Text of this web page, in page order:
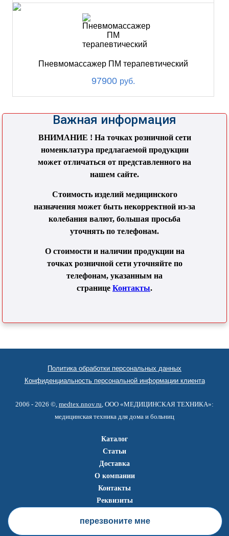
Пневмомассажер ПМ терапевтический
97900 руб.
Важная информация
ВНИМАНИЕ ! На точках розничной сети
номенклатура предлагаемой продукции
может отличаться от представленного на
нашем сайте.
Стоимость изделий медицинского
назначения может быть некорректной из-за
колебания валют, большая просьба
уточнять по телефонам.
О стоимости и наличии продукции на
точках розничной сети уточняйте по
телефонам, указанным на
странице Контакты.
Политика обработки персональных данных
Конфиденциальность персональной информации клиента
2006 - 2026 ©, medtex.nnov.ru , ООО «МЕДИЦИНСКАЯ ТЕХНИКА»:
медицинская техника для дома и больниц
Каталог
Статьи
Доставка
О компании
Контакты
Реквизиты
перезвоните мне